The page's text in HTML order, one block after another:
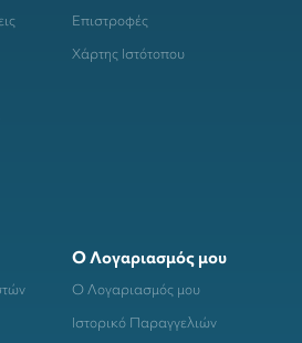
Επιστροφές
Χάρτης Ιστότοπου
Ο Λογαριασμός μου
Ο Λογαριασμός μου
Ιστορικό Παραγγελιών